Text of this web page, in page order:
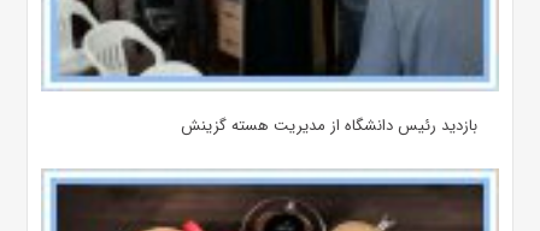
بازدید رئیس دانشگاه از مدیریت هسته گزینش